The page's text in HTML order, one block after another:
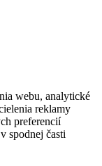
webu, analytické
reklamy
preferencií
spodnej časti